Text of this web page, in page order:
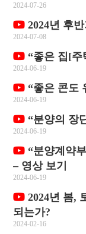
2024-07-26
2024년 후
2024-07-08
“좋은 집[주
2024-06-19
“좋은 콘도
2024-06-19
“분양의 장
2024-06-19
“분양계약
– 영상 보기
2024-06-19
2024년 봄,
되는가?
2024-02-16